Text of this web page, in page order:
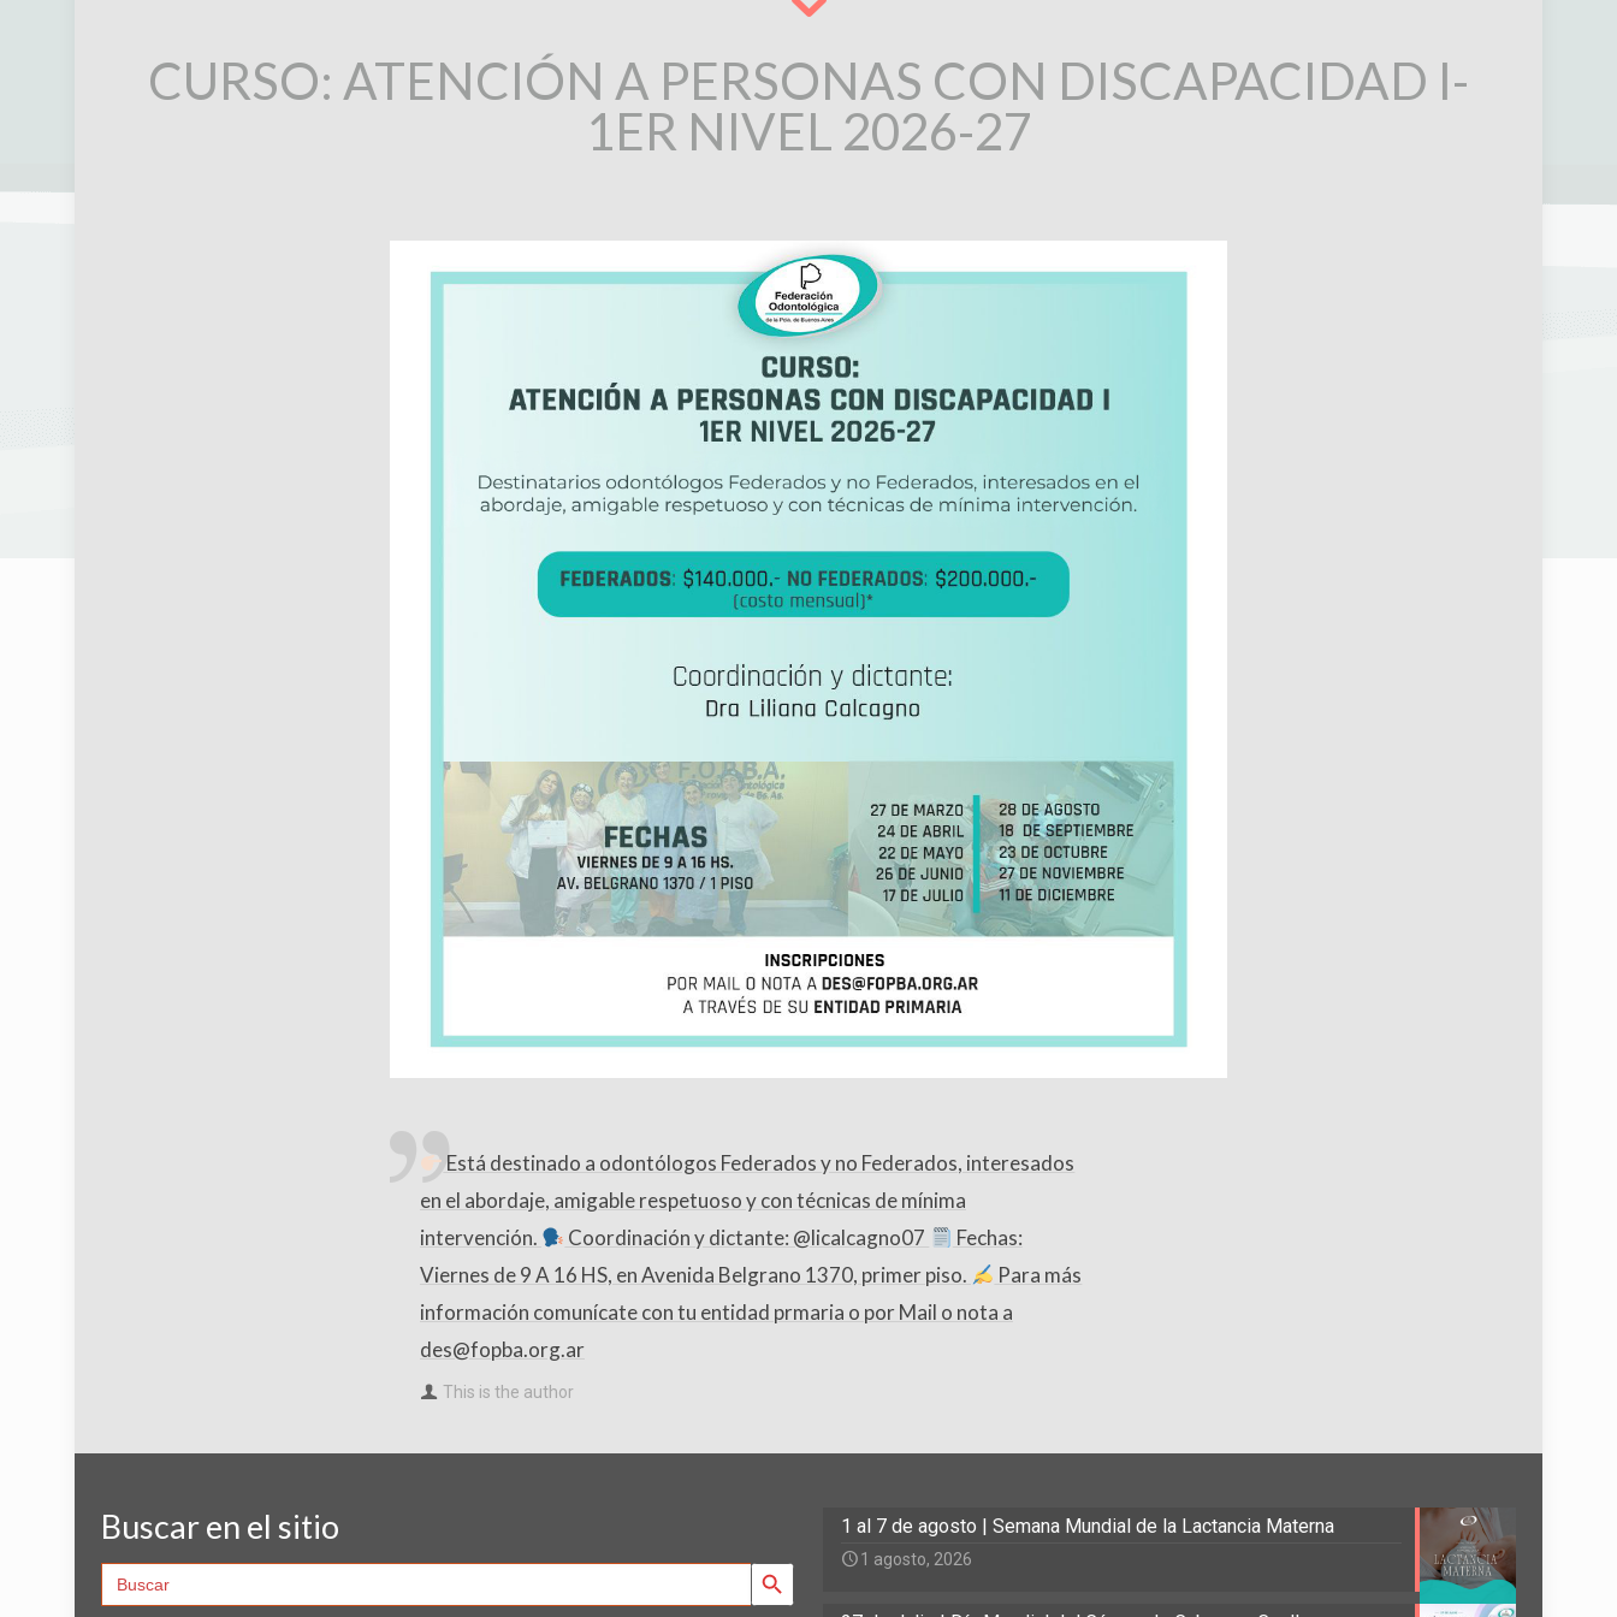
CURSO: ATENCIÓN A PERSONAS CON DISCAPACIDAD I-
1ER NIVEL 2026-27
Está destinado a odontólogos Federados y no Federados, interesados
en el abordaje, amigable respetuoso y con técnicas de mínima
intervención.
Coordinación y dictante: @licalcagno07
Fechas:
Viernes de 9 A 16 HS, en Avenida Belgrano 1370, primer piso.
Para más
información comunícate con tu entidad prmaria o por Mail o nota a
des@fopba.org.ar
This is the author
Buscar en el sitio
Search
for:
Search Button
1 al 7 de agosto | Semana Mundial de la Lactancia Materna
1 agosto, 2026